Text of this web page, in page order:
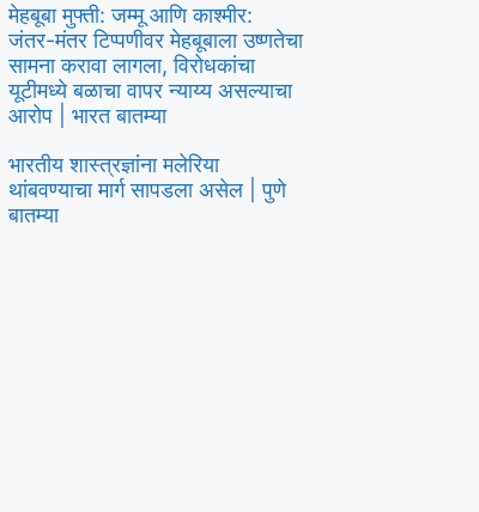
मेहबूबा मुफ्ती: जम्मू आणि काश्मीर:
जंतर-मंतर टिप्पणीवर मेहबूबाला उष्णतेचा
सामना करावा लागला, विरोधकांचा
यूटीमध्ये बळाचा वापर न्याय्य असल्याचा
आरोप | भारत बातम्या
भारतीय शास्त्रज्ञांना मलेरिया
थांबवण्याचा मार्ग सापडला असेल | पुणे
बातम्या